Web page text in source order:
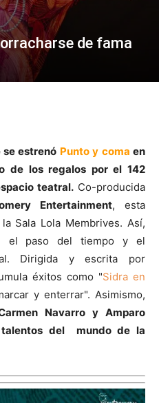
de fama
se estrenó Punto y coma en
de los regalos por el 142
teatral.Co-producida
Entertainment, esta
Sala Lola Membrives. Así,
el paso del tiempo y el
Dirigida y escrita por
éxitos como "Sidra en
y enterrar". Asimismo,
Navarro y Amparo
talentos del mundo de la